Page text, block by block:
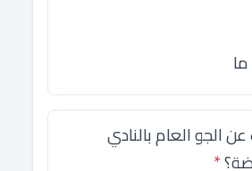
الجو العام بالنادي
*